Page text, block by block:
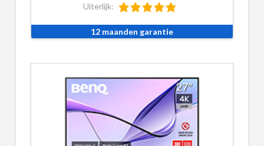
Uiterlijk:
12 maanden garantie